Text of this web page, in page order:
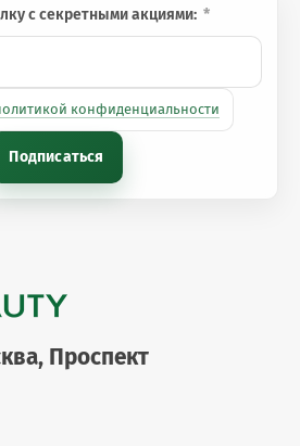
с секретными акциями:
конфиденциальности
Подписаться
Проспект